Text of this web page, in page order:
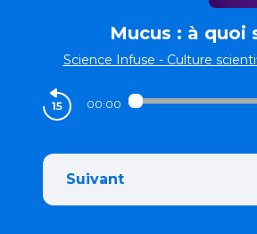
Mucus : à quoi
Science Infuse - Culture
00:00
Suivant